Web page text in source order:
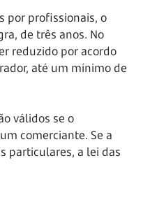
por profissionais, o
de três anos. No
reduzido por acordo
até um mínimo de
válidos se o
comerciante. Se a
particulares, a lei das